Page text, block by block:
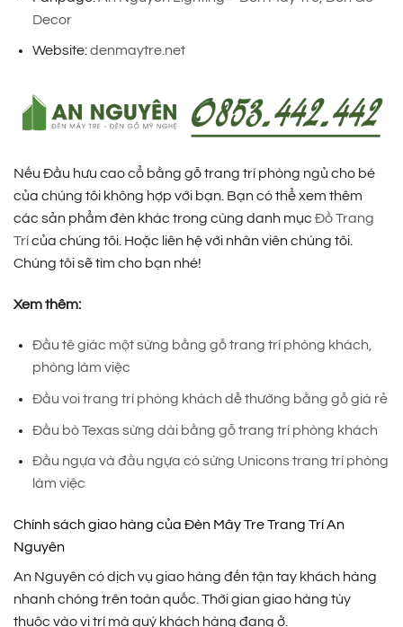
Decor
Website:denmaytre.net
Nếu Đầu hưu cao cổ bằng gỗ trang trí phòng ngủ cho bé
của chúng tôi không hợp với bạn. Bạn có thể xem thêm
các sản phẩm đèn khác trong cùng danh mục Đồ Trang
Trícủa chúng tôi. Hoặc liên hệ với nhân viên chúng tôi.
Chúng tôi sẽ tìm cho bạn nhé!
Xem thêm:
Đầu tê giác một sừng bằng gỗ trang trí phòng khách,
phòng làm việc
Đầu voi trang trí phòng khách dễ thường bằng gỗ giá rẻ
Đầu bò Texas sừng dài bằng gỗ trang trí phòng khách
Đầu ngựa và đầu ngựa có sừng Unicons trang trí phòng
làm việc
Chính sách giao hàng của Đèn Mây Tre Trang Trí An
Nguyên
An Nguyên có dịch vụ giao hàng đến tận tay khách hàng
nhanh chóng trên toàn quốc. Thời gian giao hàng tùy
thuộc vào vị trí mà quý khách hàng đang ở.